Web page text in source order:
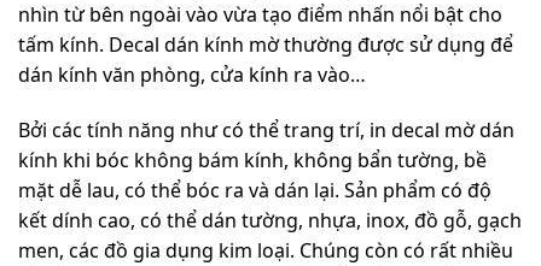
nhìn từ bên ngoài vào vừa tạo điểm nhấn nổi bật cho
tấm kính. Decal dán kính mờ thường được sử dụng để
dán kính văn phòng, cửa kính ra vào…
Bởi các tính năng như có thể trang trí, in decal mờ dán
kính khi bóc không bám kính, không bẩn tường, bề
mặt dễ lau, có thể bóc ra và dán lại. Sản phẩm có độ
kết dính cao, có thể dán tường, nhựa, inox, đồ gỗ, gạch
men, các đồ gia dụng kim loại. Chúng còn có rất nhiều